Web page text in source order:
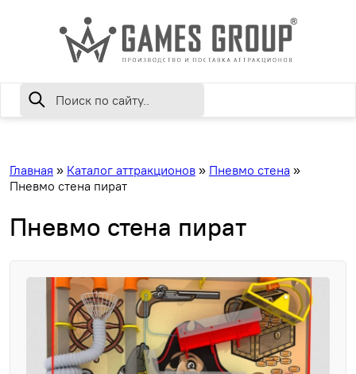
Главная » Каталог аттракционов » Пневмо стена »
Пневмо стена пират
Пневмо стена пират